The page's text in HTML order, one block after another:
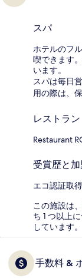
スパ
ホテルのフ
喫できます
います。
スパは毎日
用の際は、
レストラン
Restaurant
受賞歴と
エコ認証取
この施設は
ち 1 つ以上
しています。
手数料 &